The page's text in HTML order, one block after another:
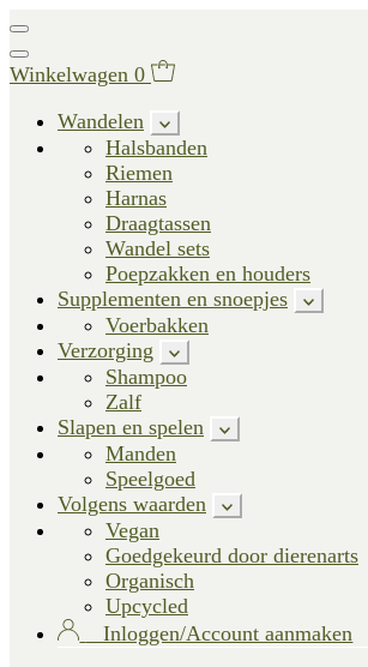
Winkelwagen 0
Wandelen
Halsbanden
Riemen
Harnas
Draagtassen
Wandel sets
Poepzakken en houders
Supplementen en snoepjes
Voerbakken
Verzorging
Shampoo
Zalf
Slapen en spelen
Manden
Speelgoed
Volgens waarden
Vegan
Goedgekeurd door dierenarts
Organisch
Upcycled
Inloggen/Account aanmaken